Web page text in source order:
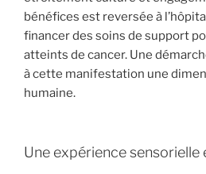
bénéfices est reversée à
financer des soins de support
atteints de cancer. Une
à cette manifestation une
humaine.
Une expérience sensorielle